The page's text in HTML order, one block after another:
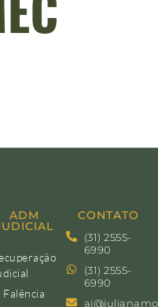
ADM
Falência
CONTATO
(31) 2555-
6990
(31) 2555-
6990